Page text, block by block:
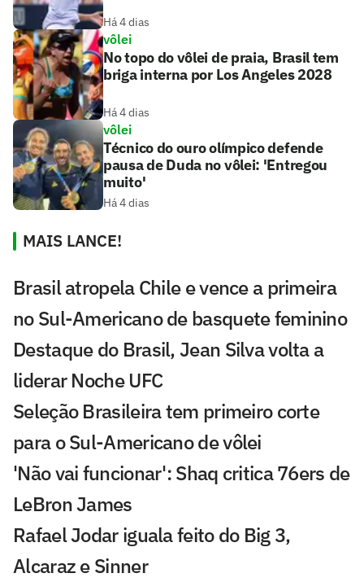
Há 4 dias
vôlei
No topo do vôlei de praia, Brasil tem
briga interna por Los Angeles 2028
Há 4 dias
vôlei
Técnico do ouro olímpico defende
pausa de Duda no vôlei: 'Entregou
muito'
Há 4 dias
MAIS LANCE!
Brasil atropela Chile e vence a primeira
no Sul-Americano de basquete feminino
Destaque do Brasil, Jean Silva volta a
liderar Noche UFC
Seleção Brasileira tem primeiro corte
para o Sul-Americano de vôlei
'Não vai funcionar': Shaq critica 76ers de
LeBron James
Rafael Jodar iguala feito do Big 3,
Alcaraz e Sinner